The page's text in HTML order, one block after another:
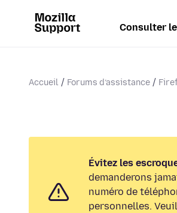
Consulter
Accueil Forums d’assistance
Évitez les
demanderons
numéro de
personnelles.